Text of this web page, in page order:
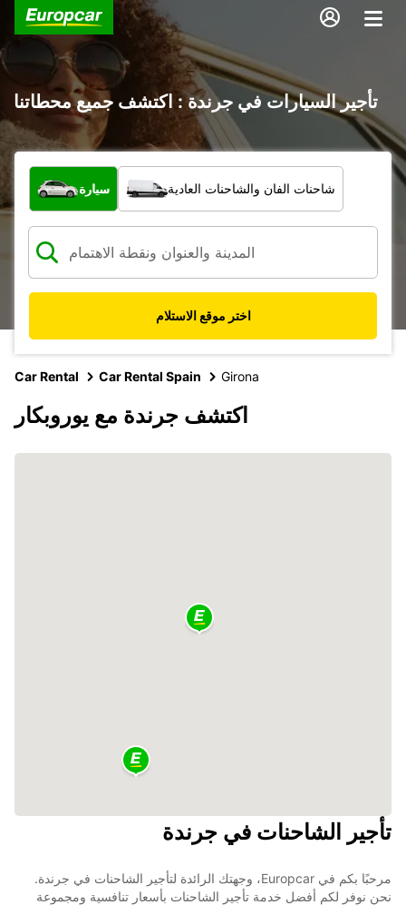
تأجير السيارات في جرندة : اكتشف جميع محطاتنا
ما نوع المركبة؟
سيارة شاحنات الفان والشاحنات العادية
اختر موقع الاستلام
Car Rental Car Rental Spain Girona
اكتشف جرندة مع يوروبكار
تأجير الشاحنات في جرندة
مرحبًا بكم في Europcar، وجهتك الرائدة لتأجير الشاحنات في جرندة.
نحن نوفر لكم أفضل خدمة تأجير الشاحنات بأسعار تنافسية ومجموعة